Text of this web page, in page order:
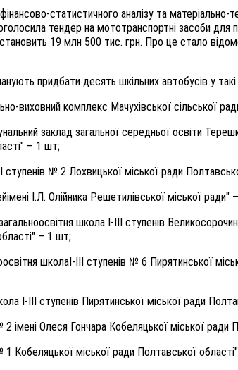
статистичного аналізу та матеріально-
тендер на мототранспортні засоби для
19 млн 500 тис. грн. Про це стало
придбати десять шкільних автобусів у
виховний комплекс Мачухівської сільської
заклад загальної середньої освіти
– 1 шт;
ступенів № 2 Лохвицької міської ради
імені І.Л. Олійника Решетилівської міської ради"
школа І-III ступенів
– 1 шт;
школа І-III ступенів № 6 Пирятинської
І-III ступенів Пирятинської міської ради
імені Олеся Гончара Кобеляцької міської ради
Кобеляцької міської ради Полтавської області"